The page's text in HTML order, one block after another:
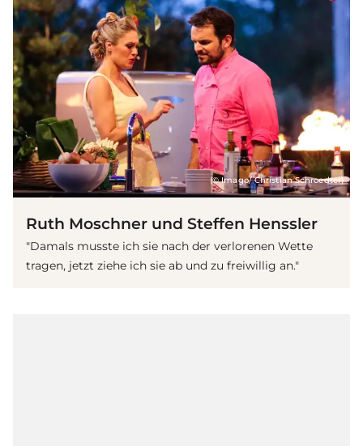
(© Imago/ Christian Schroedter)
Ruth Moschner und Steffen Henssler
"Damals musste ich sie nach der verlorenen Wette
tragen, jetzt ziehe ich sie ab und zu freiwillig an."